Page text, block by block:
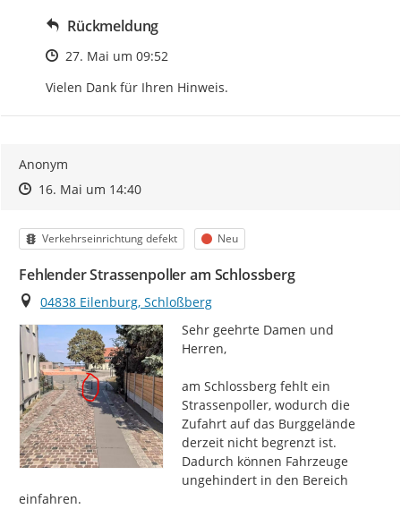
Rückmeldung
Zeitpunkt des Erstellens
27. Mai um 09:52
Vielen Dank für Ihren Hinweis.
Anonym
Zeitpunkt des Erstellens
Zeitpunkt des Erstellens
16. Mai um 14:40Zur Äußerung
Kategorie
Verkehrseinrichtung defekt Status
Neu
Fehlender Strassenpoller am Schlossberg
Ort
04838 Eilenburg, Schloßberg
Sehr geehrte Damen und
Herren,
am Schlossberg fehlt ein
Strassenpoller, wodurch die
Zufahrt auf das Burggelände
derzeit nicht begrenzt ist.
Dadurch können Fahrzeuge
ungehindert in den Bereich
einfahren.